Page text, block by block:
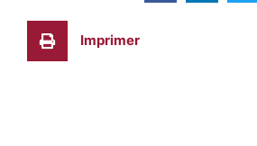
Imprimer